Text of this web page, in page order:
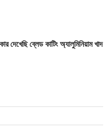
দেখেছি ব্লেড কাটিং অ্যালুমিনিয়াম খাদ